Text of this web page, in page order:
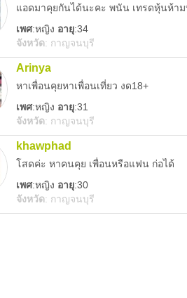
แอดมาคุยกันได้นะคะ พนัน เทรดหุ้นห้าม
เพศ:หญิง อายุ:34
จังหวัด: กาญจนบุรี
Arinya
หาเพื่อนคุยหาเพื่อนเที่ยว งด18+
เพศ:หญิง อายุ:31
จังหวัด: กาญจนบุรี
khawphad
โสดค่ะ หาคนคุย เพื่อนหรือแฟน ก่อได้
เพศ:หญิง อายุ:30
จังหวัด: กาญจนบุรี